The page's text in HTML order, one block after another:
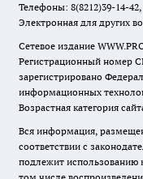
Телефоны: 8(8212)39-14-42,
Электронная для других
Сетевое издание
Регистрационный номер
зарегистрировано
информационных
Возрастная категория
Вся информация,
соответствии с
подлежит использованию